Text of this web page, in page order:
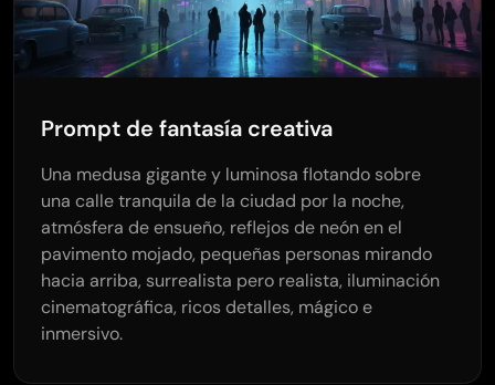
Prompt de fantasía creativa
Una medusa gigante y luminosa flotando sobre
una calle tranquila de la ciudad por la noche,
atmósfera de ensueño, reflejos de neón en el
pavimento mojado, pequeñas personas mirando
hacia arriba, surrealista pero realista, iluminación
cinematográfica, ricos detalles, mágico e
inmersivo.